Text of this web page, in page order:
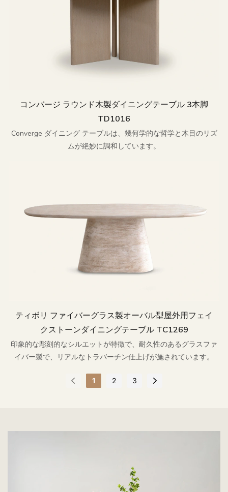
コンバージ ラウンド木製ダイニングテーブル 3本脚
TD1016
Converge ダイニング テーブルは、幾何学的な哲学と木目のリズ
ムが絶妙に調和しています。
ティボリ ファイバーグラス製オーバル型屋外用フェイ
クストーンダイニングテーブル TC1269
印象的な彫刻的なシルエットが特徴で、耐久性のあるグラスファ
イバー製で、リアルなトラバーチン仕上げが施されています。
1 2 3